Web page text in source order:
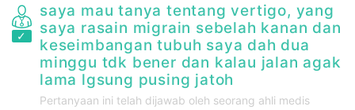
saya mau tanya tentang vertigo, yang
saya rasain migrain sebelah kanan dan
keseimbangan tubuh saya dah dua
minggu tdk bener dan kalau jalan agak
lama lgsung pusing jatoh
Pertanyaan ini telah dijawab oleh seorang ahli medis